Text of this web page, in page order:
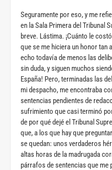
Seguramente por eso, y me
en la Sala Primera del Tribunal
breve. Lástima. ¡Cuánto le
que se me hiciera un honor tan
echo todavía de menos las
sin duda, y siguen muchos
España! Pero, terminadas las
mi despacho, me encontraba
sentencias pendientes de
sufrimiento que casi terminó
de por qué dejé el Tribunal
que, a los que hay que
se quedan: unos verdaderos
altas horas de la madrugada
párrafos de sentencias que me